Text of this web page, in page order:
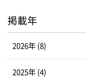
掲載年
2026年 (8)
2025年 (4)